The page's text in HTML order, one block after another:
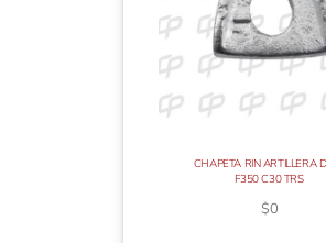
CHAPETA RIN ARTILLERA
F350 C30 TRS
$0